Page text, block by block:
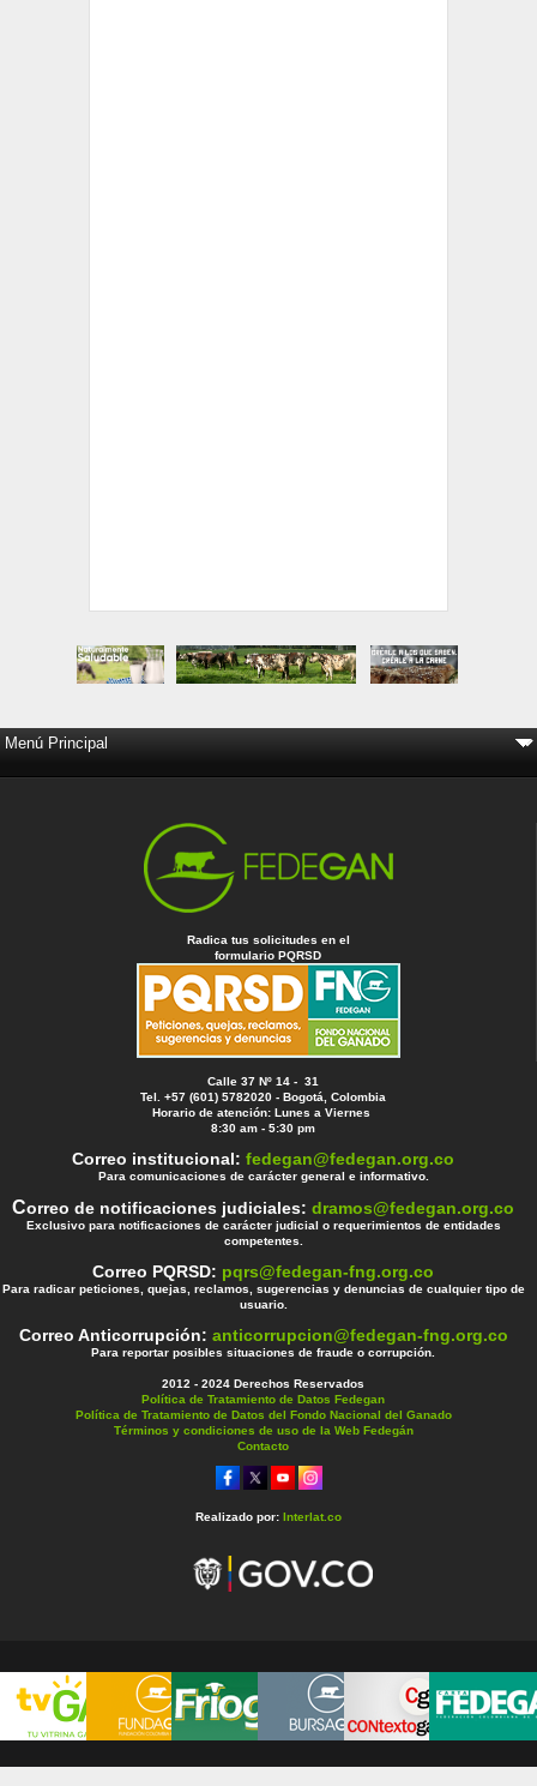
Radica tus solicitudes en el
formulario PQRSD
Calle 37 Nº 14 - 31
Tel. +57 (601) 5782020 - Bogotá, Colombia
Horario de atención: Lunes a Viernes
8:30 am - 5:30 pm
Correo institucional:fedegan@fedegan.org.co
Para comunicaciones de carácter general e informativo.
Correo de notificaciones judiciales:dramos@fedegan.org.co
Exclusivo para notificaciones de carácter judicial o requerimientos de entidades
competentes.
Correo PQRSD: pqrs@fedegan-fng.org.co
Para radicar peticiones, quejas, reclamos, sugerencias y denuncias de cualquier tipo de
usuario.
Correo Anticorrupción: anticorrupcion@fedegan-fng.org.co
Para reportar posibles situaciones de fraude o corrupción.
2012 - 2024 Derechos Reservados
Política de Tratamiento de Datos Fedegan
Política de Tratamiento de Datos del Fondo Nacional del Ganado
Términos y condiciones de uso de la Web Fedegán
Contacto
Realizado por: Interlat.co